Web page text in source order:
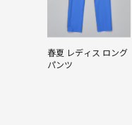
春夏 レディス ロング
パンツ